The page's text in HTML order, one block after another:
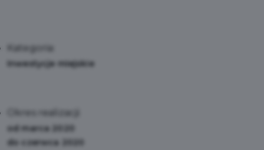
Kategoria:
Inwestycje miejskie
Okres realizacji:
od marca 2020
do czerwca 2020